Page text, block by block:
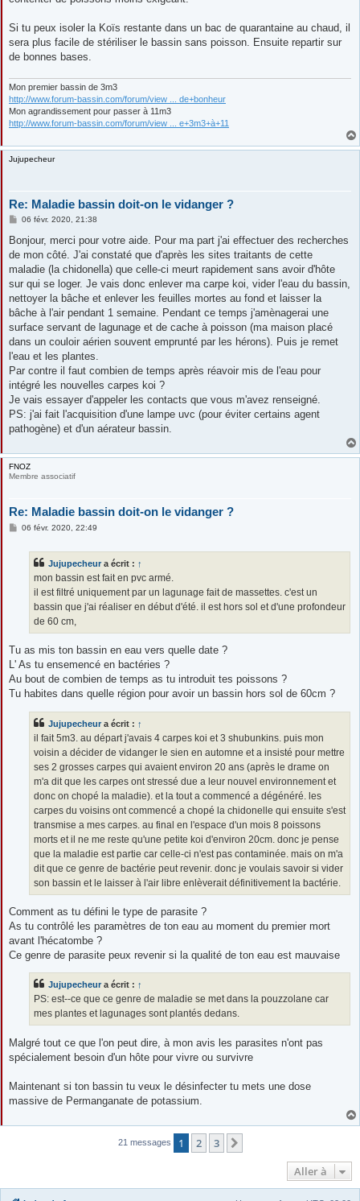
Si tu peux isoler la Koïs restante dans un bac de quarantaine au chaud, il
sera plus facile de stériliser le bassin sans poisson. Ensuite repartir sur
de bonnes bases.
Mon premier bassin de 3m3
http://www.forum-bassin.com/forum/view ... de+bonheur
Mon agrandissement pour passer à 11m3
http://www.forum-bassin.com/forum/view ... e+3m3+à+11
Jujupecheur
Re: Maladie bassin doit-on le vidanger ?
M
s
a
g
06 févr. 2020, 21:38
Bonjour, merci pour votre aide. Pour ma part j'ai effectuer des recherches
de mon côté. J'ai constaté que d'après les sites traitants de cette
maladie (la chidonella) que celle-ci meurt rapidement sans avoir d'hôte
sur qui se loger. Je vais donc enlever ma carpe koi, vider l'eau du bassin,
nettoyer la bâche et enlever les feuilles mortes au fond et laisser la
bâche à l'air pendant 1 semaine. Pendant ce temps j'amènagerai une
surface servant de lagunage et de cache à poisson (ma maison placé
dans un couloir aérien souvent emprunté par les hérons). Puis je remet
l'eau et les plantes.
Par contre il faut combien de temps après réavoir mis de l'eau pour
intégré les nouvelles carpes koi ?
Je vais essayer d'appeler les contacts que vous m'avez renseigné.
PS: j'ai fait l'acquisition d'une lampe uvc (pour éviter certains agent
pathogène) et d'un aérateur bassin.
FNOZ
Membre associatif
Re: Maladie bassin doit-on le vidanger ?
M06 févr. 2020, 22:49
Jujupecheur a écrit : ↑
mon bassin est fait en pvc armé.
il est filtré uniquement par un lagunage fait de massettes. c'est un
bassin que j'ai réaliser en début d'été. il est hors sol et d'une profondeur
de 60 cm,
Tu as mis ton bassin en eau vers quelle date ?
L' As tu ensemencé en bactéries ?
Au bout de combien de temps as tu introduit tes poissons ?
Tu habites dans quelle région pour avoir un bassin hors sol de 60cm ?
Jujupecheur a écrit : ↑
il fait 5m3. au départ j'avais 4 carpes koi et 3 shubunkins. puis mon
voisin a décider de vidanger le sien en automne et a insisté pour mettre
ses 2 grosses carpes qui avaient environ 20 ans (après le drame on
m'a dit que les carpes ont stressé due a leur nouvel environnement et
donc on chopé la maladie). et la tout a commencé a dégénéré. les
carpes du voisins ont commencé a chopé la chidonelle qui ensuite s'est
transmise a mes carpes. au final en l'espace d'un mois 8 poissons
morts et il ne me reste qu'une petite koi d'environ 20cm. donc je pense
que la maladie est partie car celle-ci n'est pas contaminée. mais on m'a
dit que ce genre de bactérie peut revenir. donc je voulais savoir si vider
son bassin et le laisser à l'air libre enlèverait définitivement la bactérie.
Comment as tu défini le type de parasite ?
As tu contrôlé les paramètres de ton eau au moment du premier mort
avant l'hécatombe ?
Ce genre de parasite peux revenir si la qualité de ton eau est mauvaise
Jujupecheur a écrit : ↑
PS: est--ce que ce genre de maladie se met dans la pouzzolane car
mes plantes et lagunages sont plantés dedans.
Malgré tout ce que l'on peut dire, à mon avis les parasites n'ont pas
spécialement besoin d'un hôte pour vivre ou survivre
Maintenant si ton bassin tu veux le désinfecter tu mets une dose
massive de Permanganate de potassium.
21 messages 1 2 3
Aller à